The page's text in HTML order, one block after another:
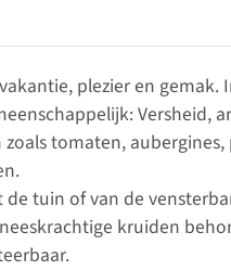
plezier en
tomaten,
tuin of van de
kruiden